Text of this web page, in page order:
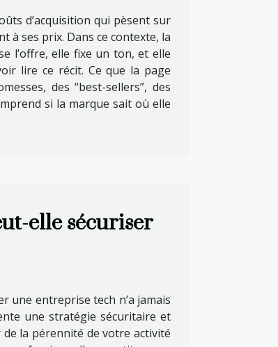
d’acquisition qui pèsent sur
à ses prix. Dans ce contexte, la
l’offre, elle fixe un ton, et elle
lire ce récit. Ce que la page
des “best-sellers”, des
si la marque sait où elle
elle sécuriser
une entreprise tech n’a jamais
une stratégie sécuritaire et
la pérennité de votre activité